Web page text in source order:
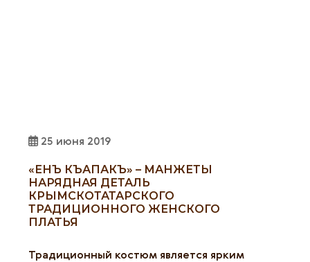
25 июня 2019
«ЕНЪ КЪАПАКЪ» – МАНЖЕТЫ
НАРЯДНАЯ ДЕТАЛЬ
КРЫМСКОТАТАРСКОГО
ТРАДИЦИОННОГО ЖЕНСКОГО
ПЛАТЬЯ
Традиционный костюм является ярким